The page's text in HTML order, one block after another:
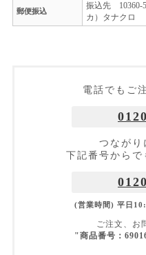
郵便振込
振込先 10360-
カ）タナクロ
電話でもご
つながり
下記番号からで
(営業時間) 平日
ご注文、お
"商品番号：